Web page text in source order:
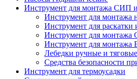
Инструмент для монтажа СИП
Инструмент для монтажа
Инструмент для раскатки
Инструмент для
Инструмент для монтажа
Лебедки ручные и тяговые
Средства безопасности
Инструмент для термоусадки